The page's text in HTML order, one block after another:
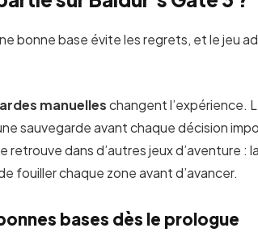
bonne base évite les regrets, et le jeu
manuelleschangent l’expérience.
sauvegarde avant chaque décision
dans d’autres jeux d’aventure :
fouiller chaque zone avant d’avancer.
bases dès le prologue